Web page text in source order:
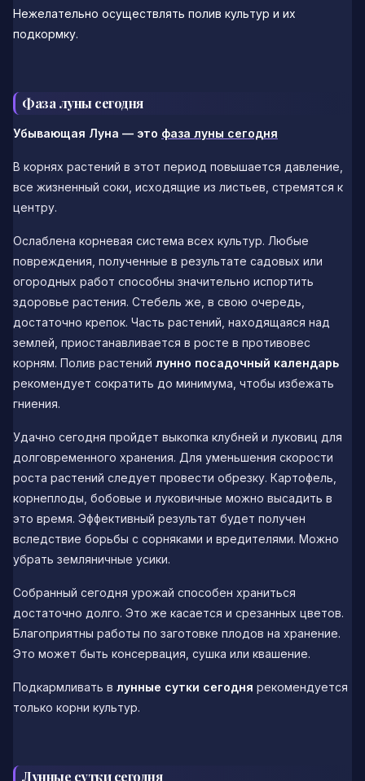
Нежелательно осуществлять полив культур и их
подкормку.
Фаза луны сегодня
Убывающая Луна — это фаза луны сегодня
В корнях растений в этот период повышается давление,
все жизненный соки, исходящие из листьев, стремятся к
центру.
Ослаблена корневая система всех культур. Любые
повреждения, полученные в результате садовых или
огородных работ способны значительно испортить
здоровье растения. Стебель же, в свою очередь,
достаточно крепок. Часть растений, находящаяся над
землей, приостанавливается в росте в противовес
корням. Полив растений лунно посадочный календарь
рекомендует сократить до минимума, чтобы избежать
гниения.
Удачно сегодня пройдет выкопка клубней и луковиц для
долговременного хранения. Для уменьшения скорости
роста растений следует провести обрезку. Картофель,
корнеплоды, бобовые и луковичные можно высадить в
это время. Эффективный результат будет получен
вследствие борьбы с сорняками и вредителями. Можно
убрать земляничные усики.
Собранный сегодня урожай способен храниться
достаточно долго. Это же касается и срезанных цветов.
Благоприятны работы по заготовке плодов на хранение.
Это может быть консервация, сушка или квашение.
Подкармливать в лунные сутки сегодня рекомендуется
только корни культур.
Лунные сутки сегодня